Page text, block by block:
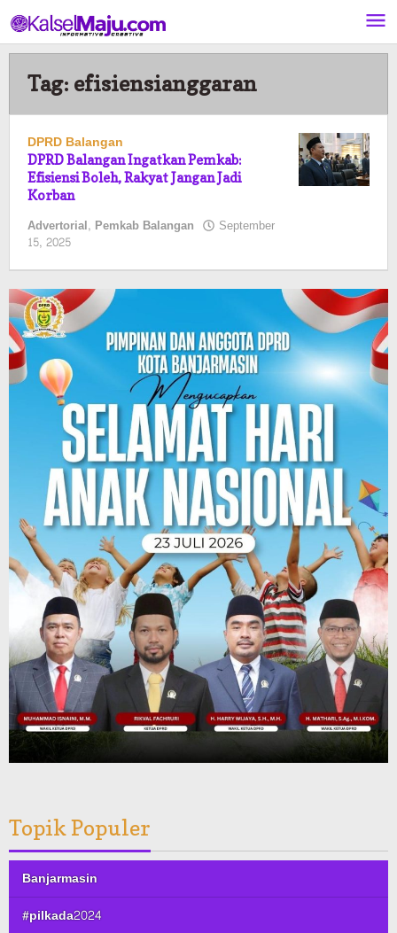
ke
konten
Tag: efisiensianggaran
DPRD Balangan
DPRD Balangan Ingatkan Pemkab:
Efisiensi Boleh, Rakyat Jangan Jadi
Korban
Advertorial, Pemkab Balangan September
15, 2025
Topik Populer
Banjarmasin
#pilkada2024